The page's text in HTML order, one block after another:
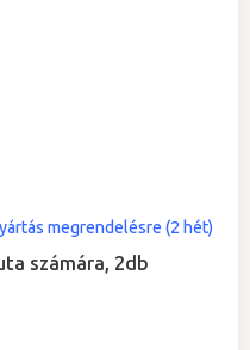
számára, 2db
megrendelésre (2 hét)